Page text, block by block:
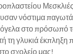
νόστιμα
στο πρόσωπό
τη γλυκιά έκπληξη
σχολείο μας!